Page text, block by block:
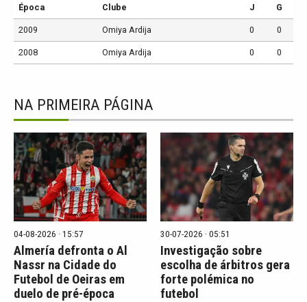
Época Clube J G
2009 Omiya Ardija 0 0
2008 Omiya Ardija 0 0
NA PRIMEIRA PÁGINA
04-08-2026 · 15:57
Almería defronta o Al
Nassr na Cidade do
Futebol de Oeiras em
duelo de pré-época
30-07-2026 · 05:51
Investigação sobre
escolha de árbitros gera
forte polémica no
futebol